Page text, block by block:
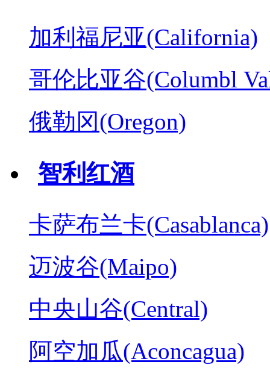
加利福尼亚(California)
哥伦比亚谷(Columbl
俄勒冈(Oregon)
智利红酒
卡萨布兰卡(Casablanca)
迈波谷(Maipo)
中央山谷(Central)
阿空加瓜(Aconcagua)